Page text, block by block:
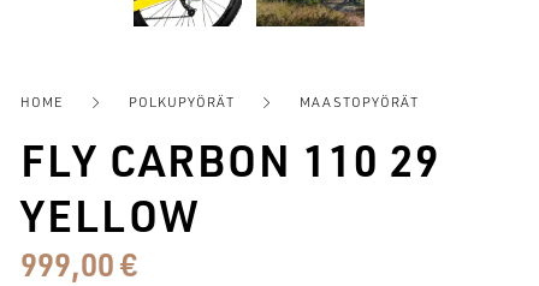
HOME POLKUPYÖRÄT MAASTOPYÖRÄT
FLY CARBON 110 29
YELLOW
999,00€